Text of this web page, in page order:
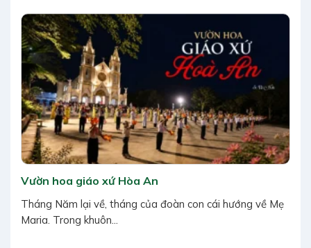
Vườn hoa giáo xứ Hòa An
Tháng Năm lại về, tháng của đoàn con cái hướng về Mẹ
Maria. Trong khuôn...